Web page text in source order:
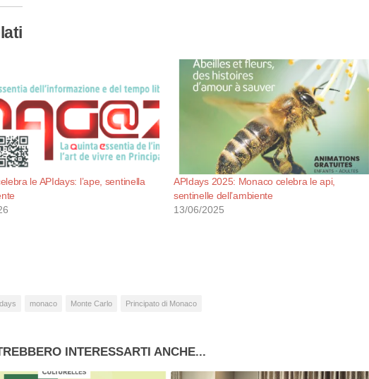
le APIdays: l’ape, sentinella
APIdays 2025: Monaco celebra le api,
sentinelle dell’ambiente
13/06/2025
monaco Monte Carlo Principato di Monaco
INTERESSARTI ANCHE...